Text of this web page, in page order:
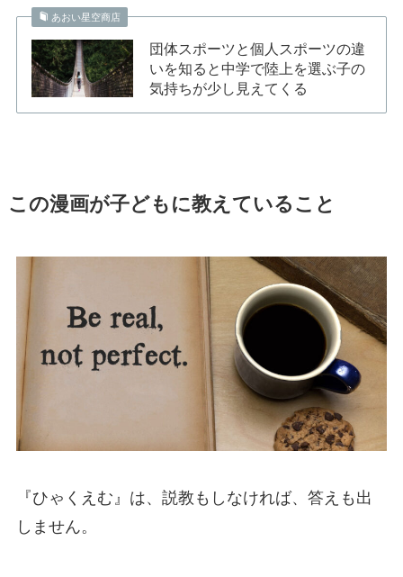
あおい星空商店
団体スポーツと個人スポーツの違
いを知ると中学で陸上を選ぶ子の
気持ちが少し見えてくる
この漫画が子どもに教えていること
『ひゃくえむ』は、説教もしなければ、答えも出
しません。